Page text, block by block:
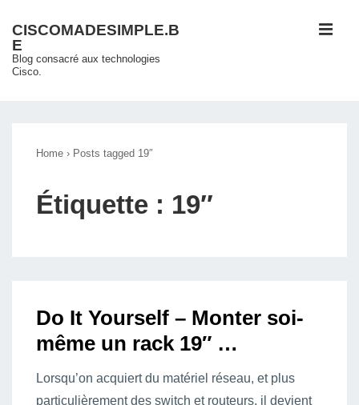
passer
au
contenu
CISCOMADESIMPLE.B
E
Blog consacré aux technologies
Cisco.
Home › Posts tagged 19″
Étiquette : 19″
Do It Yourself – Monter soi-
même un rack 19″ …
Lorsqu’on acquiert du matériel réseau, et plus
particulièrement des switch et routeurs, il devient